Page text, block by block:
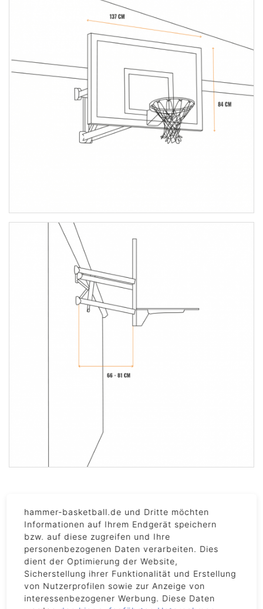
VIDEOS
hammer-basketball.de und Dritte möchten
Informationen auf Ihrem Endgerät speichern
bzw. auf diese zugreifen und Ihre
personenbezogenen Daten verarbeiten. Dies
dient der Optimierung der Website,
Sicherstellung ihrer Funktionalität und Erstellung
von Nutzerprofilen sowie zur Anzeige von
interessenbezogener Werbung. Diese Daten